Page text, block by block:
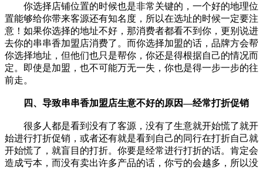
你选择店铺位置的时候也是非常关键的，一个好的地理位
置能够给你带来客源还有知名度，所以在选址的时候一定要注
意！如果你选择的地址不好，那消费者都看不到你，更别说进
去你的串串香加盟店消费了。而你选择加盟的话，品牌方会帮
你选择地址，但他们也只是帮你，你还是得根据自己的情况而
定。即使是加盟，也不可能万无一失，你也是得一步一步的往
前走。
四、导致串串香加盟店生意不好的原因—经常打折促销
很多人都是看到没有了客源，没有了生意就开始慌了就开
始进行打折促销，或者还有就是看到自己的同行在打折自己就
开始慌了，就盲目的打折。你要是经常进行打折的话。肯定会
造成亏本，而没有卖出许多产品的话，你亏的会越多，所以没